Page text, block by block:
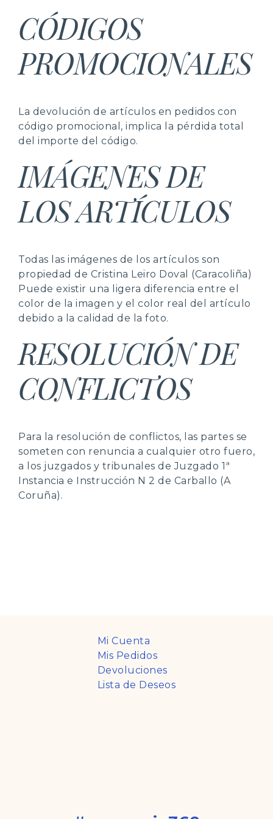
CÓDIGOS
PROMOCIONALES
La devolución de artículos en pedidos con
código promocional, implica la pérdida total
del importe del código.
IMÁGENES DE
LOS ARTÍCULOS
Todas las imágenes de los artículos son
propiedad de Cristina Leiro Doval (Caracoliña)
Puede existir una ligera diferencia entre el
color de la imagen y el color real del artículo
debido a la calidad de la foto.
RESOLUCIÓN DE
CONFLICTOS
Para la resolución de conflictos, las partes se
someten con renuncia a cualquier otro fuero,
a los juzgados y tribunales de Juzgado 1ª
Instancia e Instrucción N 2 de Carballo (A
Coruña).
Mi Cuenta
Mis Pedidos
Devoluciones
Lista de Deseos